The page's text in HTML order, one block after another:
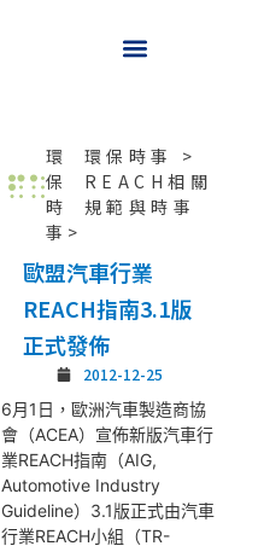
環
保
時
事>
環保時事
>
REACH相關
規範與時事
歐盟汽車行業
REACH指南3.1版
正式發佈
2012-12-25
6月1日，歐洲汽車製造商協
會（ACEA）宣佈新版汽車行
業REACH指南（AIG,
Automotive Industry
Guideline）3.1版正式由汽車
行業REACH小組（TR-